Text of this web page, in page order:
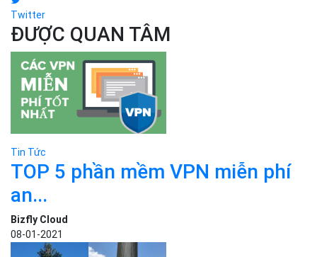
3. Các giải pháp mở rộng hệ thống, tăng giảm máy chủ, băng
thông tự động: Load Balancer, Auto-scaling....
4. Tích hợp sẵn sàng với các công cụ quản lý, bán hàng tự động:
chatbot, CRM, botbanhang, Ticket...
SHARE
Facebook
Twitter
ĐƯỢC QUAN TÂM